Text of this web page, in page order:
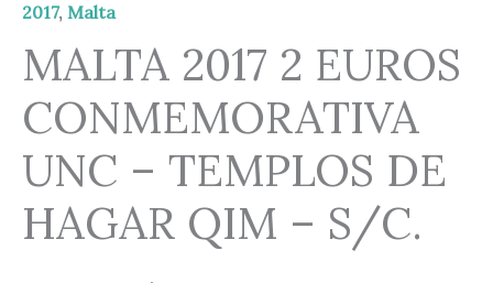
2017, Malta
MALTA 2017 2 EUROS
CONMEMORATIVA
UNC – TEMPLOS DE
HAGAR QIM – S/C.
TEMPLOS
HAGAR
QIM
-